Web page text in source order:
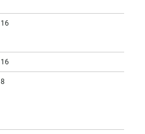
16
16
8